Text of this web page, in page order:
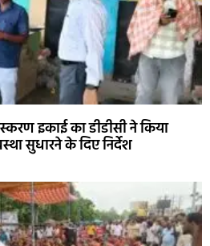
इकाई का डीडीसी ने किया
सुधारने के दिए निर्देश